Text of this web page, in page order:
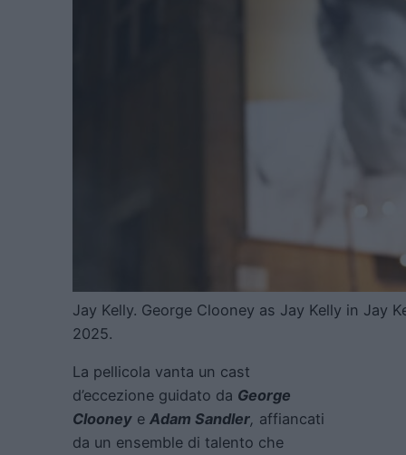
Jay Kelly. George Clooney as Jay Kelly in Jay
2025.
La pellicola vanta un cast
d’eccezione guidato da George
Clooney e Adam Sandler, affiancati
da un ensemble di talento che